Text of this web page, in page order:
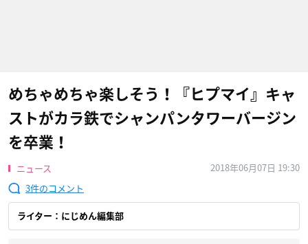
めちゃめちゃ楽しそう！『ヒプマイ』キャ
ストがカラ鉄でシャンパンタワーバージン
を卒業！
ニュース
2018年06月07日 19:30
3
ライター：にじめん編集部